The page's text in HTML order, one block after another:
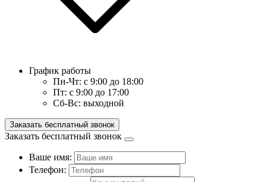
График работы
Пн-Чт: с 9:00 до 18:00
Пт: с 9:00 до 17:00
Сб-Вс: выходной
Заказать бесплатный звонок
Заказать бесплатный звонок
Ваше имя:
Телефон: